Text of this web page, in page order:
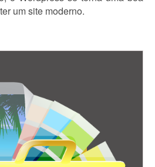
um site moderno.